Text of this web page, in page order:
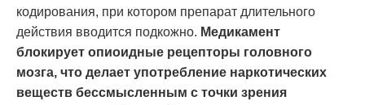
кодирования, при котором препарат длительного
действия вводится подкожно. Медикамент
блокирует опиоидные рецепторы головного
мозга, что делает употребление наркотических
веществ бессмысленным с точки зрения